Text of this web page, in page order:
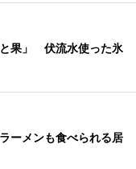
果」 伏流水使った氷
ーメンも食べられる居